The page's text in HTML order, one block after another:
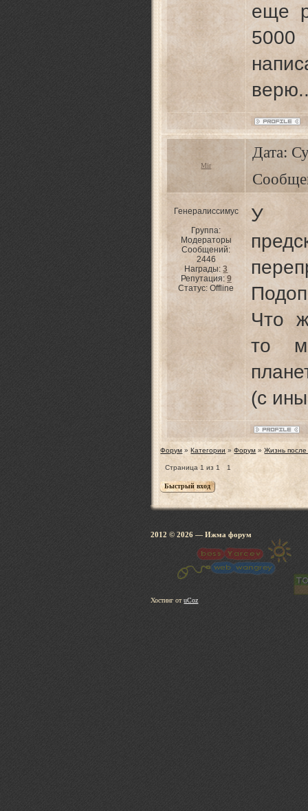
еще
Mir
Дата:
Генералиссимус
Группа:
Модераторы
Сообщений:
2446
Награды:3
Репутация: 9
Статус:Offline
У
Что
то
(с
Форум » Категории » Форум » Жизнь
Страница 1 из 1 1
2012 © 2026 — Ижма
Хостинг отuCoz